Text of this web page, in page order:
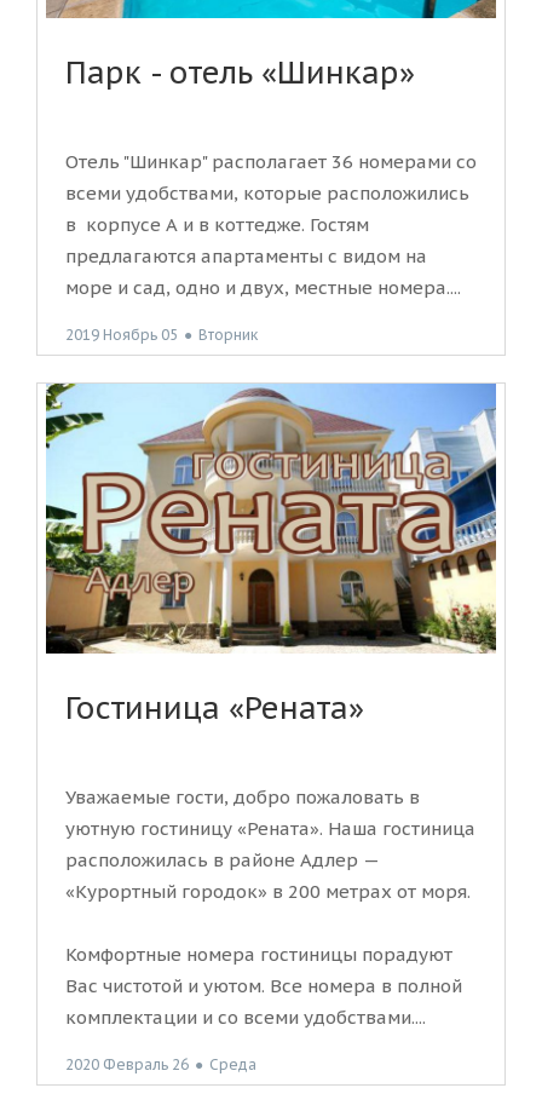
Парк - отель «Шинкар»
Отель "Шинкар" располагает 36 номерами со
всеми удобствами, которые расположились
в корпусе А и в коттедже. Гостям
предлагаются апартаменты с видом на
море и сад, одно и двух, местные номера....
2019 Ноябрь 05 ● Вторник
Гостиница «Рената»
Уважаемые гости, добро пожаловать в
уютную гостиницу «Рената». Наша гостиница
расположилась в районе Адлер —
«Курортный городок» в 200 метрах от моря.
Комфортные номера гостиницы порадуют
Вас чистотой и уютом. Все номера в полной
комплектации и со всеми удобствами....
2020 Февраль 26 ● Среда